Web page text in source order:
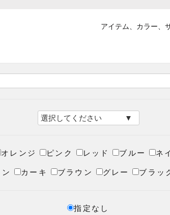
アイテム、カラー、
オレンジ ピンク レッド ブルー ネ
ン カーキ ブラウン グレー ブラッ
指定なし